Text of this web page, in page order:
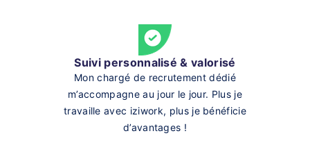
Suivi personnalisé & valorisé
Mon chargé de recrutement dédié
m’accompagne au jour le jour. Plus je
travaille avec iziwork, plus je bénéficie
d’avantages !